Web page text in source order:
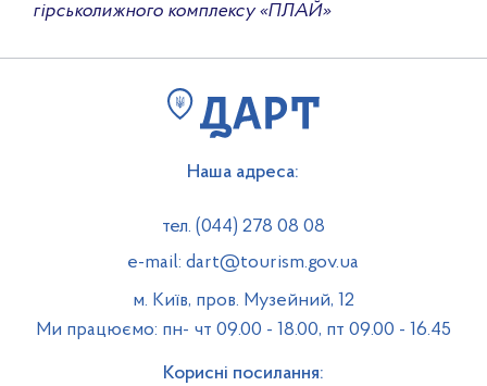
гірськолижного комплексу «ПЛАЙ»
Наша адреса:
тел. (044) 278 08 08
e-mail: dart@tourism.gov.ua
м. Київ, пров. Музейний, 12
Ми працюємо: пн- чт 09.00 - 18.00, пт 09.00 - 16.45
Корисні посилання: